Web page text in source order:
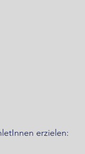
erzielen: